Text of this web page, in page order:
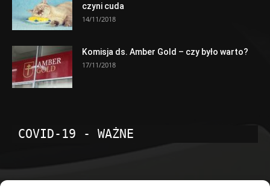
czyni cuda
14/11/2018
Komisja ds. Amber Gold – czy było warto?
17/11/2018
COVID-19 - WAŻNE